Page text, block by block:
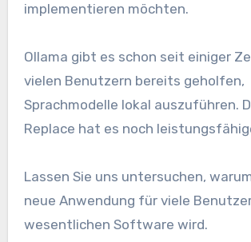
implementieren möchten.
Ollama gibt es schon seit einiger
vielen Benutzern bereits geholfen,
Sprachmodelle lokal auszuführen.
Replace hat es noch
Lassen Sie uns untersuchen,
neue Anwendung für viele
wesentlichen Software wird.